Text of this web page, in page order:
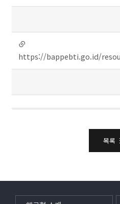
링크
https://bappebti.go.id/
목록